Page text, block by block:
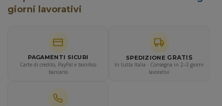
giorni lavorativi
PAGAMENTI SICURI
Carte di credito, PayPal e bonifico
bancario
SPEDIZIONE GRATIS
In tutta Italia · Consegna in 2–3 giorni
lavorativi